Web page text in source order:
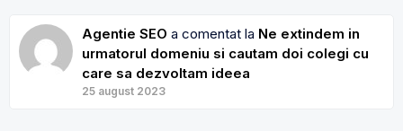
Agentie SEO a comentat la Ne extindem in
urmatorul domeniu si cautam doi colegi cu
care sa dezvoltam ideea
25 august 2023